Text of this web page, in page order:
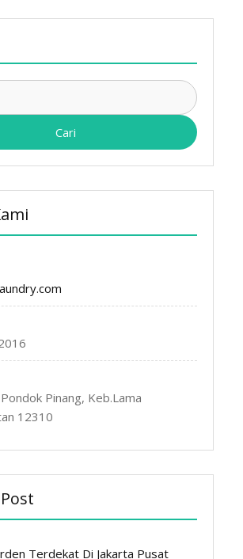
Cari
untuk:
Pinang, Keb.Lama
12310
Terdekat Di Jakarta Pusat